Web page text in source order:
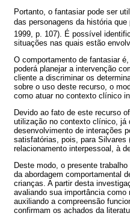
Portanto, o fantasiar pode ser
das personagens da história que
1999, p. 107). É possível
situações nas quais estão
O comportamento de fantasiar
poderá planejar a intervenção
cliente a discriminar os
sobre o uso deste recurso, o
como atuar no contexto clínico
Devido ao fato de este recurso
utilização no contexto clínico, já
desenvolvimento de interações
satisfatórias, pois, para Silvares
relacionamento interpessoal, à
Deste modo, o presente
da abordagem comportamental
crianças. A partir desta
avaliando sua importância
auxiliando a compreensão
confirmam os achados da